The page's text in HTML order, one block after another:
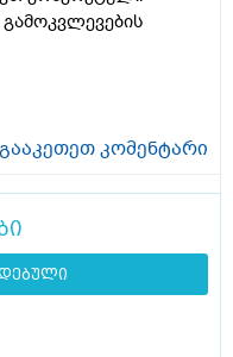
გააკეთეთ კომენტარი